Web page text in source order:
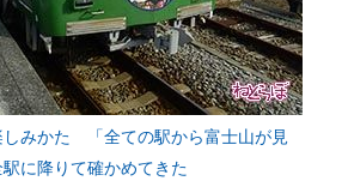
しみかた 「全ての駅から富士山が見
に降りて確かめてきた